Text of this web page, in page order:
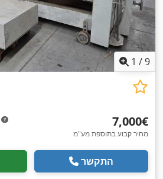
1 /9
‏7,000 ‏€
מחיר קבוע בתוספת מע"מ
התקשר